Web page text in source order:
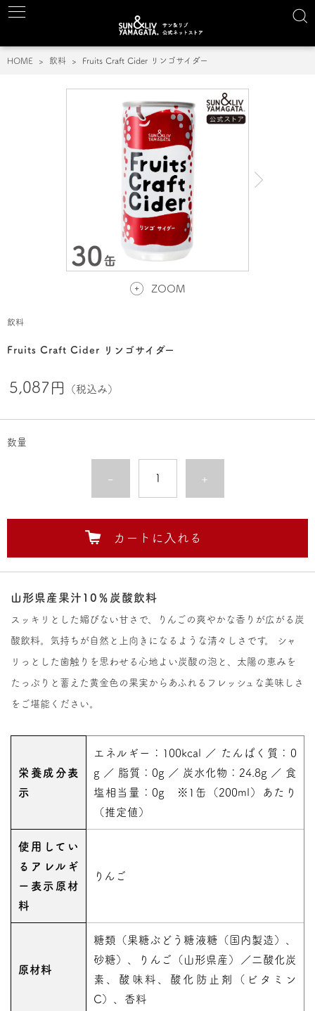
HOME 飲料 Fruits Craft Cider リンゴサイダー
ZOOM
飲料
Fruits Craft Cider リンゴサイダー
5,087円 （税込み）
数量
- +
カートに入れる
山形県産果汁10％炭酸飲料
スッキリとした媚びない甘さで、りんごの爽やかな香りが広がる炭
酸飲料。気持ちが自然と上向きになるような清々しさです。 シャ
リっとした歯触りを思わせる心地よい炭酸の泡と、太陽の恵みを
たっぷりと蓄えた黄金色の果実からあふれるフレッシュな美味しさ
をご堪能ください。
栄養成分表
示
エネルギー：100kcal ／ たんぱく質：0
g ／ 脂質：0g ／ 炭水化物：24.8g ／ 食
塩相当量：0g ※1缶（200ml）あたり
（推定値）
使用してい
るアレルギ
ー表示原材
料
りんご
原材料
糖類（果糖ぶどう糖液糖（国内製造）、
砂糖）、りんご（山形県産）／二酸化炭
素、酸味料、酸化防止剤（ビタミン
C）、香料